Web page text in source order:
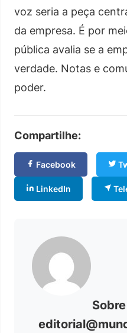
voz seria a peça
da empresa. É por
pública avalia se a
verdade. Notas e
poder.
Compartilhe:
Facebook
LinkedIn